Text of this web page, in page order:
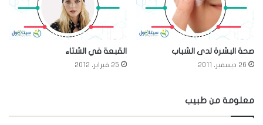
صحة البشرة لدى الشباب
26 ديسمبر، 2011
القبعة في الشتاء
25 فبراير، 2012
معلومة من طبيب